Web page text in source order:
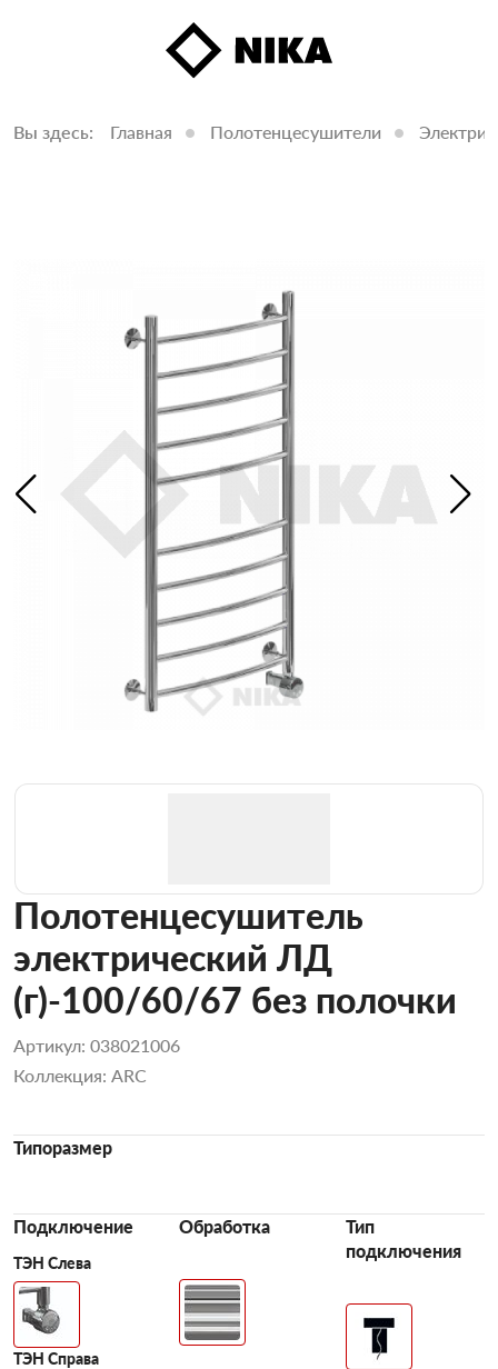
Вы здесь: Главная Полотенцесушители
Полотенцесушитель
электрический ЛД
(г)-100/60/67 без полочки
Артикул: 038021006
Коллекция: ARC
Типоразмер
Подключение
ТЭН Слева
ТЭН Справа
Обработка
Тип
подключения